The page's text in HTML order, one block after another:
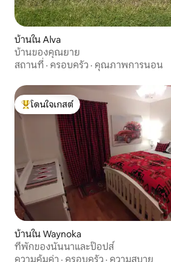
บ้านใน Alva
บ้านของคุณยาย
สถานที่ · ครอบครัว · คุณภาพการนอน
โดนใจเกสต์ที่สุด
โดนใจเกสต์
บ้านใน Waynoka
ที่พักของนันนาและป๊อปส์
ความคุ้มค่า · ครอบครัว · ความสบาย